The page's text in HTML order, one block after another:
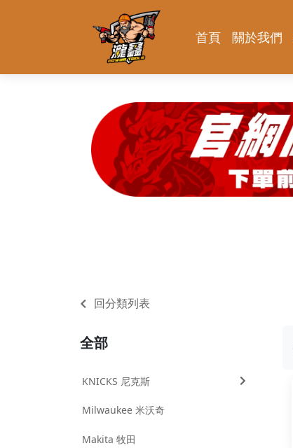
首頁 關於我們
回分類列表
全部
KNICKS 尼克斯
Milwaukee 米沃奇
Makita 牧田